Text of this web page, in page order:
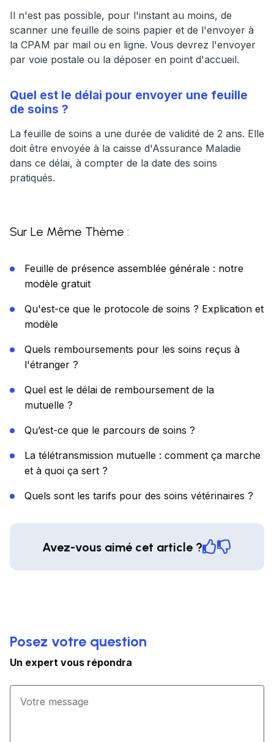
Il n'est pas possible, pour l'instant au moins, de
scanner une feuille de soins papier et de l'envoyer à
la CPAM par mail ou en ligne. Vous devrez l'envoyer
par voie postale ou la déposer en point d'accueil.
Quel est le délai pour envoyer une feuille
de soins ?
La feuille de soins a une durée de validité de 2 ans. Elle
doit être envoyée à la caisse d'Assurance Maladie
dans ce délai, à compter de la date des soins
pratiqués.
Sur Le Même Thème :
Feuille de présence assemblée générale : notre
modèle gratuit
Qu'est-ce que le protocole de soins ? Explication et
modèle
Quels remboursements pour les soins reçus à
l'étranger ?
Quel est le délai de remboursement de la
mutuelle ?
Qu’est-ce que le parcours de soins ?
La télétransmission mutuelle : comment ça marche
et à quoi ça sert ?
Quels sont les tarifs pour des soins vétérinaires ?
Avez-vous aimé cet article ?
Posez votre question
Un expert vous répondra